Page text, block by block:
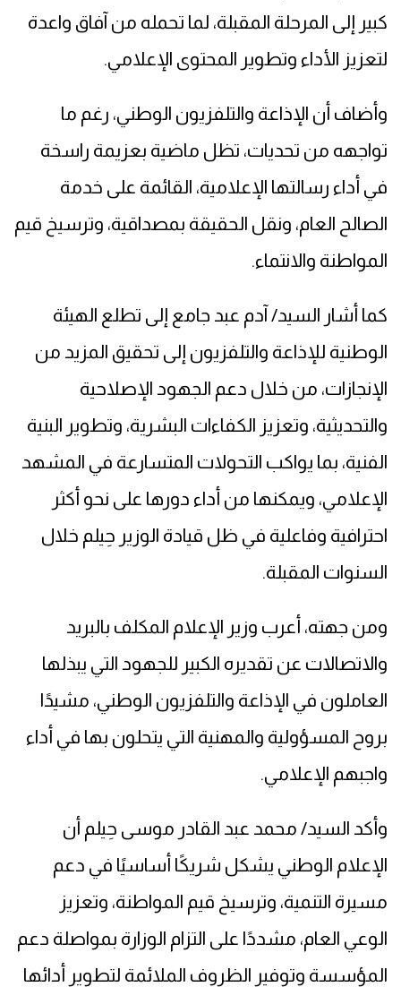
كبير إلى المرحلة المقبلة، لما تحمله من آفاق واعدة
لتعزيز الأداء وتطوير المحتوى الإعلامي.
وأضاف أن الإذاعة والتلفزيون الوطني، رغم ما
تواجهه من تحديات، تظل ماضية بعزيمة راسخة
في أداء رسالتها الإعلامية، القائمة على خدمة
الصالح العام، ونقل الحقيقة بمصداقية، وترسيخ قيم
المواطنة والانتماء.
كما أشار السيد/ آدم عبد جامع إلى تطلع الهيئة
الوطنية للإذاعة والتلفزيون إلى تحقيق المزيد من
الإنجازات، من خلال دعم الجهود الإصلاحية
والتحديثية، وتعزيز الكفاءات البشرية، وتطوير البنية
الفنية، بما يواكب التحولات المتسارعة في المشهد
الإعلامي، ويمكنها من أداء دورها على نحو أكثر
احترافية وفاعلية في ظل قيادة الوزير حِيلم خلال
السنوات المقبلة.
ومن جهته، أعرب وزير الإعلام المكلف بالبريد
والاتصالات عن تقديره الكبير للجهود التي يبذلها
العاملون في الإذاعة والتلفزيون الوطني، مشيدًا
بروح المسؤولية والمهنية التي يتحلون بها في أداء
واجبهم الإعلامي.
وأكد السيد/ محمد عبد القادر موسى حِيلم أن
الإعلام الوطني يشكل شريكًا أساسيًا في دعم
مسيرة التنمية، وترسيخ قيم المواطنة، وتعزيز
الوعي العام، مشددًا على التزام الوزارة بمواصلة دعم
المؤسسة وتوفير الظروف الملائمة لتطوير أدائها